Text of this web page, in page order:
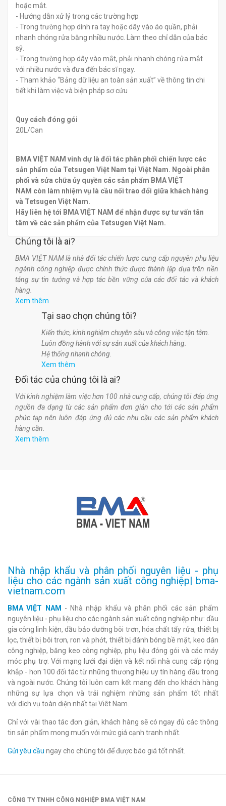
hoặc mắt.
- Hướng dẫn xử lý trong các trường hợp
- Trong trường hợp dính ra tay hoặc dây vào áo quần, phải
nhanh chóng rửa bằng nhiều nước. Làm theo chỉ dẫn của bác
sỹ.
- Trong trường hợp dây vào mắt, phải nhanh chóng rửa mắt
với nhiều nước và đưa đến bác sĩ ngay.
- Tham khảo “Bảng dữ liệu an toàn sản xuất” về thông tin chi
tiết khi làm việc và biện pháp sơ cứu
Quy cách đóng gói
20L/Can
BMA VIỆT NAM vinh dự là đối tác phân phối chiến lược các
sản phẩm của Tetsugen Việt Nam tại Việt Nam. Ngoài phân
phối và sửa chữa ủy quyền các sản phẩm BMA VIỆT
NAM còn làm nhiệm vụ là cầu nối trao đổi giữa khách hàng
và Tetsugen Việt Nam.
Hãy liên hệ tới BMA VIỆT NAM để nhận được sự tư vấn tân
tâm về các sản phẩm của Tetsugen Việt Nam.
Chúng tôi là ai?
BMA VIỆT NAM là nhà đối tác chiến lược cung cấp nguyên phụ liệu
ngành công nghiệp được chính thức được thành lập dựa trên nền
tảng sự tin tưởng và hợp tác bền vững của các đối tác và khách
hàng.
Xem thêm
Tại sao chọn chúng tôi?
Kiến thức, kinh nghiệm chuyên sâu và công việc tận tâm.
Luôn đồng hành với sự sản xuất của khách hàng.
Hệ thống nhanh chóng.
Xem thêm
Đối tác của chúng tôi là ai?
Với kinh nghiệm làm việc hơn 100 nhà cung cấp, chúng tôi đáp ứng
nguồn đa dạng từ các sản phẩm đơn giản cho tới các sản phẩm
phức tạp nên luôn đáp ứng đủ các nhu cầu các sản phẩm khách
hàng cần.
Xem thêm
Nhà nhập khẩu và phân phối nguyên liệu - phụ
liệu cho các ngành sản xuất công nghiệp| bma-
vietnam.com
BMA VIỆT NAM
- Nhà nhập khẩu và phân phối các sản phẩm
nguyên liệu - phụ liệu cho các ngành sản xuất công nghiệp như: dầu
gia công linh kiện, dầu bảo dưỡng bôi trơn, hóa chất tẩy rửa, thiết bị
lọc, thiết bị bôi trơn, ron và phớt, thiết bị đánh bóng bề mặt, keo dán
công nghiệp, băng keo công nghiệp, phụ liệu đóng gói và các máy
móc phụ trợ. Với mạng lưới đại diện và kết nối nhà cung cấp rộng
khắp - hơn 100 đối tác từ những thương hiệu uy tín hàng đầu trong
và ngoài nước. Chúng tôi luôn cam kết mang đến cho khách hàng
những sự lựa chọn và trải nghiệm những sản phẩm tốt nhất
với dịch vụ toàn diện nhất tại Viêt Nam.
Chỉ với vài thao tác đơn giản, khách hàng sẽ có ngay đủ các thông
tin sản phẩm mong muốn với mức giá cạnh tranh nhất.
Gửi yêu cầu ngay cho chúng tôi để được báo giá tốt nhất.
CÔNG TY TNHH CÔNG NGHIỆP BMA VIỆT NAM